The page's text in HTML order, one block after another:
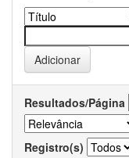
Resultados/Página
Registro(s)